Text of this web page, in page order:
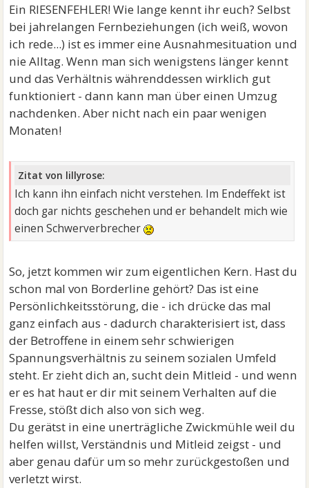
Ein RIESENFEHLER! Wie lange kennt ihr euch? Selbst
bei jahrelangen Fernbeziehungen (ich weiß, wovon
ich rede...) ist es immer eine Ausnahmesituation und
nie Alltag. Wenn man sich wenigstens länger kennt
und das Verhältnis währenddessen wirklich gut
funktioniert - dann kann man über einen Umzug
nachdenken. Aber nicht nach ein paar wenigen
Monaten!
Zitat von lillyrose:
Ich kann ihn einfach nicht verstehen. Im Endeffekt ist
doch gar nichts geschehen und er behandelt mich wie
einen Schwerverbrecher
So, jetzt kommen wir zum eigentlichen Kern. Hast du
schon mal von Borderline gehört? Das ist eine
Persönlichkeitsstörung, die - ich drücke das mal
ganz einfach aus - dadurch charakterisiert ist, dass
der Betroffene in einem sehr schwierigen
Spannungsverhältnis zu seinem sozialen Umfeld
steht. Er zieht dich an, sucht dein Mitleid - und wenn
er es hat haut er dir mit seinem Verhalten auf die
Fresse, stößt dich also von sich weg.
Du gerätst in eine unerträgliche Zwickmühle weil du
helfen willst, Verständnis und Mitleid zeigst - und
aber genau dafür um so mehr zurückgestoßen und
verletzt wirst.